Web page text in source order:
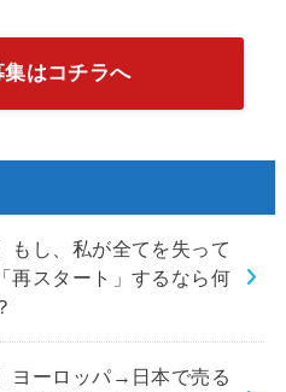
はコチラへ
もし、私が全てを失って
再スタート」するなら何
ヨーロッパ→日本で売る